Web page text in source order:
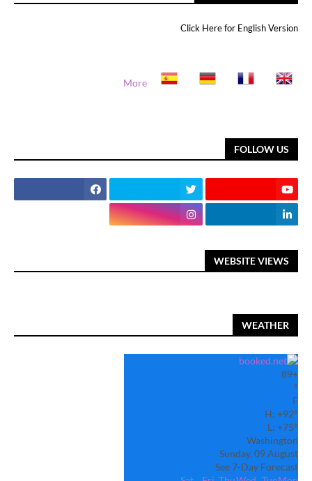
Click Here for English Version
More
FOLLOW US
WEBSITE VIEWS
WEATHER
+
89
°
F
H: +92°
L: +75°
Washington
Sunday, 09 August
See 7-Day Forecast